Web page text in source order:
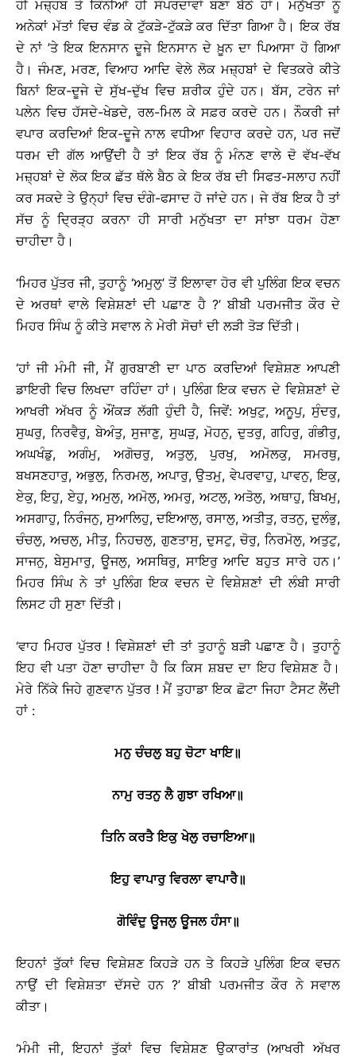
ਹੀ ਮਜ਼੍ਹਬ ਤੇ ਕਿੰਨੀਆਂ ਹੀ ਸੰਪਰਦਾਵਾਂ ਬਣਾ ਬੈਠੇ ਹਾਂ। ਮਨੁੱਖਤਾ ਨੂੰ
ਅਨੇਕਾਂ ਮੱਤਾਂ ਵਿਚ ਵੰਡ ਕੇ ਟੁੱਕੜੇ-ਟੁੱਕੜੇ ਕਰ ਦਿੱਤਾ ਗਿਆ ਹੈ। ਇਕ ਰੱਬ
ਦੇ ਨਾਂ ’ਤੇ ਇਕ ਇਨਸਾਨ ਦੂਜੇ ਇਨਸਾਨ ਦੇ ਖ਼ੂਨ ਦਾ ਪਿਆਸਾ ਹੋ ਗਿਆ
ਹੈ। ਜੰਮਣ, ਮਰਣ, ਵਿਆਹ ਆਦਿ ਵੇਲੇ ਲੋਕ ਮਜ਼੍ਹਬਾਂ ਦੇ ਵਿਤਕਰੇ ਕੀਤੇ
ਬਿਨਾਂ ਇਕ-ਦੂਜੇ ਦੇ ਸੁੱਖ-ਦੁੱਖ ਵਿਚ ਸ਼ਰੀਕ ਹੁੰਦੇ ਹਨ। ਬੱਸ, ਟਰੇਨ ਜਾਂ
ਪਲੇਨ ਵਿਚ ਹੱਸਦੇ-ਖੇਡਦੇ, ਰਲ-ਮਿਲ ਕੇ ਸਫ਼ਰ ਕਰਦੇ ਹਨ। ਨੌਕਰੀ ਜਾਂ
ਵਪਾਰ ਕਰਦਿਆਂ ਇਕ-ਦੂਜੇ ਨਾਲ ਵਧੀਆ ਵਿਹਾਰ ਕਰਦੇ ਹਨ, ਪਰ ਜਦੋਂ
ਧਰਮ ਦੀ ਗੱਲ ਆਉਂਦੀ ਹੈ ਤਾਂ ਇਕ ਰੱਬ ਨੂੰ ਮੰਨਣ ਵਾਲੇ ਦੋ ਵੱਖ-ਵੱਖ
ਮਜ਼੍ਹਬਾਂ ਦੇ ਲੋਕ ਇਕ ਛੱਤ ਥੱਲੇ ਬੈਠ ਕੇ ਇਕ ਰੱਬ ਦੀ ਸਿਫਤ-ਸਲਾਹ ਨਹੀਂ
ਕਰ ਸਕਦੇ ਤੇ ਉਨ੍ਹਾਂ ਵਿਚ ਦੰਗੇ-ਫਸਾਦ ਹੋ ਜਾਂਦੇ ਹਨ। ਜੇ ਰੱਬ ਇਕ ਹੈ ਤਾਂ
ਸੱਚ ਨੂੰ ਦ੍ਰਿੜ੍ਹ ਕਰਨਾ ਹੀ ਸਾਰੀ ਮਨੁੱਖਤਾ ਦਾ ਸਾਂਝਾ ਧਰਮ ਹੋਣਾ
ਚਾਹੀਦਾ ਹੈ।
‘ਮਿਹਰ ਪੁੱਤਰ ਜੀ, ਤੁਹਾਨੂੰ ‘ਅਮੁਲੁ’ ਤੋਂ ਇਲਾਵਾ ਹੋਰ ਵੀ ਪੁਲਿੰਗ ਇਕ ਵਚਨ
ਦੇ ਅਰਥਾਂ ਵਾਲੇ ਵਿਸ਼ੇਸ਼ਣਾਂ ਦੀ ਪਛਾਣ ਹੈ ?’ ਬੀਬੀ ਪਰਮਜੀਤ ਕੌਰ ਦੇ
ਮਿਹਰ ਸਿੰਘ ਨੂੰ ਕੀਤੇ ਸਵਾਲ ਨੇ ਮੇਰੀ ਸੋਚਾਂ ਦੀ ਲੜੀ ਤੋੜ ਦਿੱਤੀ।
‘ਹਾਂ ਜੀ ਮੰਮੀ ਜੀ, ਮੈਂ ਗੁਰਬਾਣੀ ਦਾ ਪਾਠ ਕਰਦਿਆਂ ਵਿਸ਼ੇਸ਼ਣ ਆਪਣੀ
ਡਾਇਰੀ ਵਿਚ ਲਿਖਦਾ ਰਹਿੰਦਾ ਹਾਂ। ਪੁਲਿੰਗ ਇਕ ਵਚਨ ਦੇ ਵਿਸ਼ੇਸ਼ਣਾਂ ਦੇ
ਆਖਰੀ ਅੱਖਰ ਨੂੰ ਔਂਕੜ ਲੱਗੀ ਹੁੰਦੀ ਹੈ, ਜਿਵੇਂ: ਅਖੁਟੁ, ਅਨੂਪੁ, ਸੁੰਦਰੁ,
ਸੁਘਰੁ, ਨਿਰਵੈਰੁ, ਬੇਅੰਤੁ, ਸੁਜਾਣੁ, ਸੁਘੜੁ, ਮੋਹਨੁ, ਦੁਤਰੁ, ਗਹਿਰੁ, ਗੰਭੀਰੁ,
ਅਘਖੰਡੁ, ਅਗੰਮੁ, ਅਗੋਚਰੁ, ਅਤੁਲੁ, ਪੁਰਖੁ, ਅਮੋਲਕੁ, ਸਮਰਥੁ,
ਬਖਸਣਹਾਰੁ, ਅਭੁਲੁ, ਨਿਰਮਲੁ, ਅਪਾਰੁ, ਉਤਮੁ, ਵੇਪਰਵਾਹੁ, ਪਾਵਨੁ, ਇਕੁ,
ਏਕੁ, ਇਹੁ, ਏਹੁ, ਅਮੁਲੁ, ਅਮੋਲੁ, ਅਮਰੁ, ਅਟਲੁ, ਅਤੋਲੁ, ਅਥਾਹੁ, ਬਿਖਮੁ,
ਅਸਗਾਹੁ, ਨਿਰੰਜਨੁ, ਸੁਆਲਿਹੁ, ਦਇਆਲੁ, ਰਸਾਲੁ, ਅਤੀਤੁ, ਰਤਨੁ, ਦੁਲੰਭੁ,
ਚੰਚਲੁ, ਅਚਲੁ, ਮੀਤੁ, ਨਿਹਚਲੁ, ਗੁਣਤਾਸੁ, ਦੁਸਟੁ, ਚੋਰੁ, ਨਿਰਮੋਲੁ, ਅਤੁਟੁ,
ਸਾਜਨੁ, ਬੇਸੁਮਾਰੁ, ਊਜਲੁ, ਅਸਥਿਰੁ, ਸਾਇਰੁ ਆਦਿ ਬਹੁਤ ਸਾਰੇ ਹਨ।’
ਮਿਹਰ ਸਿੰਘ ਨੇ ਤਾਂ ਪੁਲਿੰਗ ਇਕ ਵਚਨ ਦੇ ਵਿਸ਼ੇਸ਼ਣਾਂ ਦੀ ਲੰਬੀ ਸਾਰੀ
ਲਿਸਟ ਹੀ ਸੁਣਾ ਦਿੱਤੀ।
‘ਵਾਹ ਮਿਹਰ ਪੁੱਤਰ ! ਵਿਸ਼ੇਸ਼ਣਾਂ ਦੀ ਤਾਂ ਤੁਹਾਨੂੰ ਬੜੀ ਪਛਾਣ ਹੈ। ਤੁਹਾਨੂੰ
ਇਹ ਵੀ ਪਤਾ ਹੋਣਾ ਚਾਹੀਦਾ ਹੈ ਕਿ ਕਿਸ ਸ਼ਬਦ ਦਾ ਇਹ ਵਿਸ਼ੇਸ਼ਣ ਹੈ।
ਮੇਰੇ ਨਿੱਕੇ ਜਿਹੇ ਗੁਣਵਾਨ ਪੁੱਤਰ ! ਮੈਂ ਤੁਹਾਡਾ ਇਕ ਛੋਟਾ ਜਿਹਾ ਟੈਸਟ ਲੈਂਦੀ
ਹਾਂ :
ਮਨੁ ਚੰਚਲੁ ਬਹੁ ਚੋਟਾ ਖਾਇ॥
ਨਾਮੁ ਰਤਨੁ ਲੈ ਗੁਝਾ ਰਖਿਆ॥
ਤਿਨਿ ਕਰਤੈ ਇਕੁ ਖੇਲੁ ਰਚਾਇਆ॥
ਇਹੁ ਵਾਪਾਰੁ ਵਿਰਲਾ ਵਾਪਾਰੈ॥
ਗੋਵਿੰਦੁ ਊਜਲੁ ਊਜਲ ਹੰਸਾ॥
ਇਹਨਾਂ ਤੁੱਕਾਂ ਵਿਚ ਵਿਸ਼ੇਸ਼ਣ ਕਿਹੜੇ ਹਨ ਤੇ ਕਿਹੜੇ ਪੁਲਿੰਗ ਇਕ ਵਚਨ
ਨਾਉਂ ਦੀ ਵਿਸ਼ੇਸ਼ਤਾ ਦੱਸਦੇ ਹਨ ?’ ਬੀਬੀ ਪਰਮਜੀਤ ਕੌਰ ਨੇ ਸਵਾਲ
ਕੀਤਾ।
‘ਮੰਮੀ ਜੀ, ਇਹਨਾਂ ਤੁੱਕਾਂ ਵਿਚ ਵਿਸ਼ੇਸ਼ਣ ਉਕਾਰਾਂਤ (ਆਖਰੀ ਅੱਖਰ